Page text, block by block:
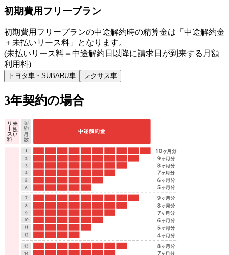
初期費用フリープラン
初期費用フリープランの中途解約時の精算金は 「中途解約金
＋未払いリース料」
となります。
(未払いリース料＝中途解約日以降に請求日が到来する月額
利用料)
トヨタ車・SUBARU車 レクサス車
3年契約の場合